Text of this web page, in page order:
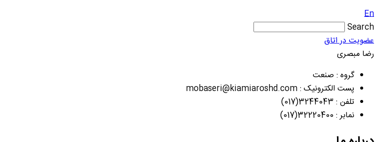
En
Search
عضویت در اتاق
رضا مبصری
گروه : صنعت
پست الکترونیک : mobaseri@kiamiaroshd.com
تلفن : 3244043(017)
نمابر : 32220400(017)